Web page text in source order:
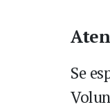
Se